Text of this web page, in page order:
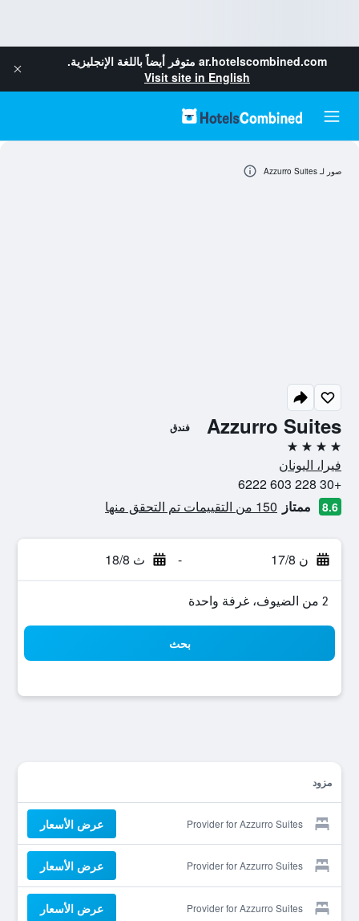
ar.hotelscombined.com متوفر أيضاً باللغة الإنجليزية.
Visit site in English
Azzurro Suites فندق
4 نجوم
فيرا، اليونان
+30 228 603 6222
8.6 ممتاز 150 من التقييمات تم التحقق منها
ن 17/8 - ث 18/8
2 من الضيوف، غرفة واحدة
بحث
مزود
Provider for Azzurro Suites عرض الأسعار
Provider for Azzurro Suites عرض الأسعار
Provider for Azzurro Suites عرض الأسعار
صور لـ Azzurro Suites